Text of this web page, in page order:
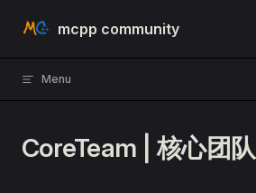
Skip to content
mcpp community
Menu
CoreTeam | 核心团队